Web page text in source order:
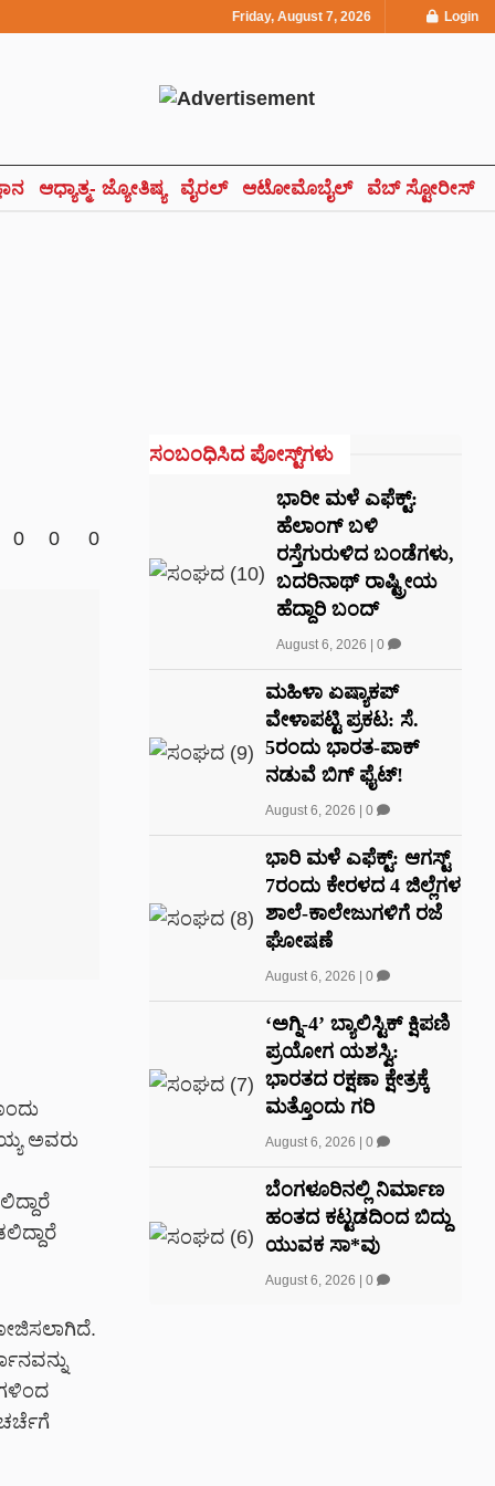
Friday, August 7, 2026 Login
ಆಧ್ಯಾತ್ಮ- ಜ್ಯೋತಿಷ್ಯ ವೈರಲ್ ಆಟೋಮೊಬೈಲ್ ವೆಬ್ ಸ್ಟೋರೀಸ್
0 0 0
ಅವರು
ಸಂಬಂಧಿಸಿದ ಪೋಸ್ಟ್‌ಗಳು
ಭಾರೀ ಮಳೆ ಎಫೆಕ್ಟ್‌:
ಹೆಲಾಂಗ್ ಬಳಿ
ರಸ್ತೆಗುರುಳಿದ ಬಂಡೆಗಳು,
ಬದರಿನಾಥ್‌ ರಾಷ್ಟ್ರೀಯ
ಹೆದ್ದಾರಿ ಬಂದ್‌
August 6, 2026 0
ಮಹಿಳಾ ಏಷ್ಯಾಕಪ್
ವೇಳಾಪಟ್ಟಿ ಪ್ರಕಟ: ಸೆ.
5ರಂದು ಭಾರತ-ಪಾಕ್‌
ನಡುವೆ ಬಿಗ್ ಫೈಟ್!
August 6, 2026 0
ಭಾರಿ ಮಳೆ ಎಫೆಕ್ಟ್: ಆಗಸ್ಟ್
7ರಂದು ಕೇರಳದ 4 ಜಿಲ್ಲೆಗಳ
ಶಾಲೆ-ಕಾಲೇಜುಗಳಿಗೆ ರಜೆ
ಘೋಷಣೆ
August 6, 2026 0
‘ಅಗ್ನಿ-4’ ಬ್ಯಾಲಿಸ್ಟಿಕ್ ಕ್ಷಿಪಣಿ
ಪ್ರಯೋಗ ಯಶಸ್ವಿ:
ಭಾರತದ ರಕ್ಷಣಾ ಕ್ಷೇತ್ರಕ್ಕೆ
ಮತ್ತೊಂದು ಗರಿ
August 6, 2026 0
ಬೆಂಗಳೂರಿನಲ್ಲಿ ನಿರ್ಮಾಣ
ಹಂತದ ಕಟ್ಟಡದಿಂದ ಬಿದ್ದು
ಯುವಕ ಸಾ*ವು
August 6, 2026 0